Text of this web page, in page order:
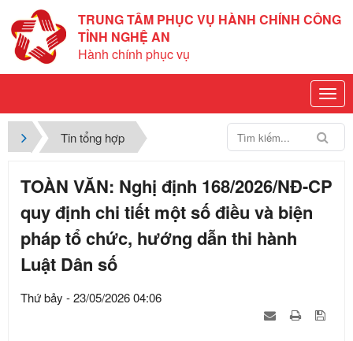
TRUNG TÂM PHỤC VỤ HÀNH CHÍNH CÔNG
TỈNH NGHỆ AN
Hành chính phục vụ
Tin tổng hợp
TOÀN VĂN: Nghị định 168/2026/NĐ-CP
quy định chi tiết một số điều và biện
pháp tổ chức, hướng dẫn thi hành
Luật Dân số
Thứ bảy - 23/05/2026 04:06